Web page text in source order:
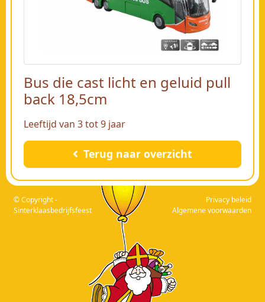
Bus die cast licht en geluid pull
back 18,5cm
Leeftijd van 3 tot 9 jaar
Terug naar overzicht
© Copyright -
Sinterklaasbedrijfsfeest
Privacy beleid
Algemene voorwaarden